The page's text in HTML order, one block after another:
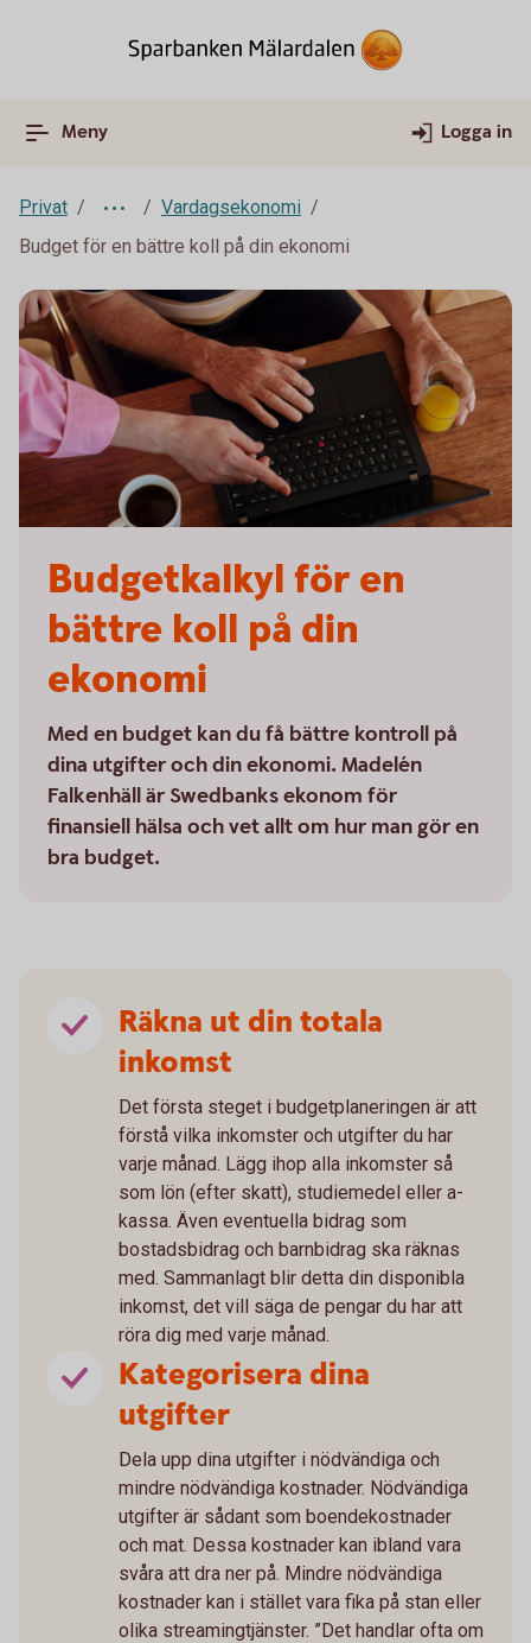
Meny Logga in
Privat
Vardagsekonomi
Budget för en bättre koll på din ekonomi
Budgetkalkyl för en
bättre koll på din
ekonomi
Med en budget kan du få bättre kontroll på
dina utgifter och din ekonomi. Madelén
Falkenhäll är Swedbanks ekonom för
finansiell hälsa och vet allt om hur man gör en
bra budget.
Räkna ut din totala
inkomst
Det första steget i budgetplaneringen är att
förstå vilka inkomster och utgifter du har
varje månad. Lägg ihop alla inkomster så
som lön (efter skatt), studiemedel eller a-
kassa. Även eventuella bidrag som
bostadsbidrag och barnbidrag ska räknas
med. Sammanlagt blir detta din disponibla
inkomst, det vill säga de pengar du har att
röra dig med varje månad.
Kategorisera dina
utgifter
Dela upp dina utgifter i nödvändiga och
mindre nödvändiga kostnader. Nödvändiga
utgifter är sådant som boendekostnader
och mat. Dessa kostnader kan ibland vara
svåra att dra ner på. Mindre nödvändiga
kostnader kan i stället vara fika på stan eller
olika streamingtjänster. ”Det handlar ofta om